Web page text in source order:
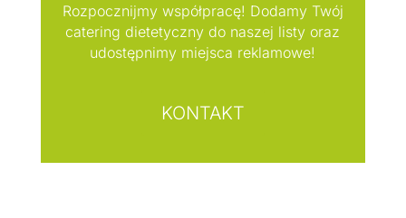
Rozpocznijmy współpracę! Dodamy Twój
catering dietetyczny do naszej listy oraz
udostępnimy miejsca reklamowe!
KONTAKT